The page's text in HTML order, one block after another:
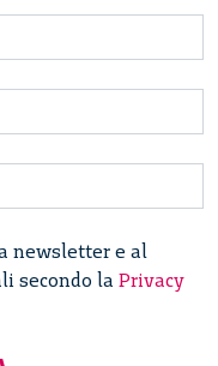
newsletter e al
secondo la Privacy